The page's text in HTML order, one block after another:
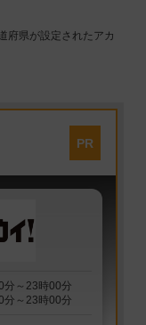
府県が設定されたアカ
PR
分～23時00分
分～23時00分